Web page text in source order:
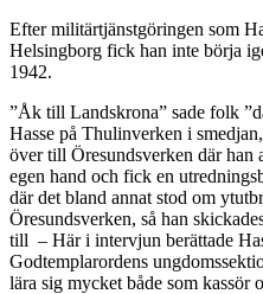
Efter militärtjänstgöringen som
Helsingborg fick han inte börja
1942.
”Åk till Landskrona” sade folk
Hasse på Thulinverken i
över till Öresundsverken där han
egen hand och fick en
där det bland annat stod om
Öresundsverken, så han
till – Här i intervjun berättade
Godtemplarordens
lära sig mycket både som kassör